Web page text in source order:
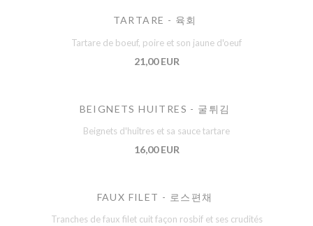
TARTARE - 육회
Tartare de boeuf, poire et son jaune d'oeuf
21,00 EUR
BEIGNETS HUITRES - 굴튀김
Beignets d'huîtres et sa sauce tartare
16,00 EUR
FAUX FILET - 로스편채
Tranches de faux filet cuit façon rosbif et ses crudités